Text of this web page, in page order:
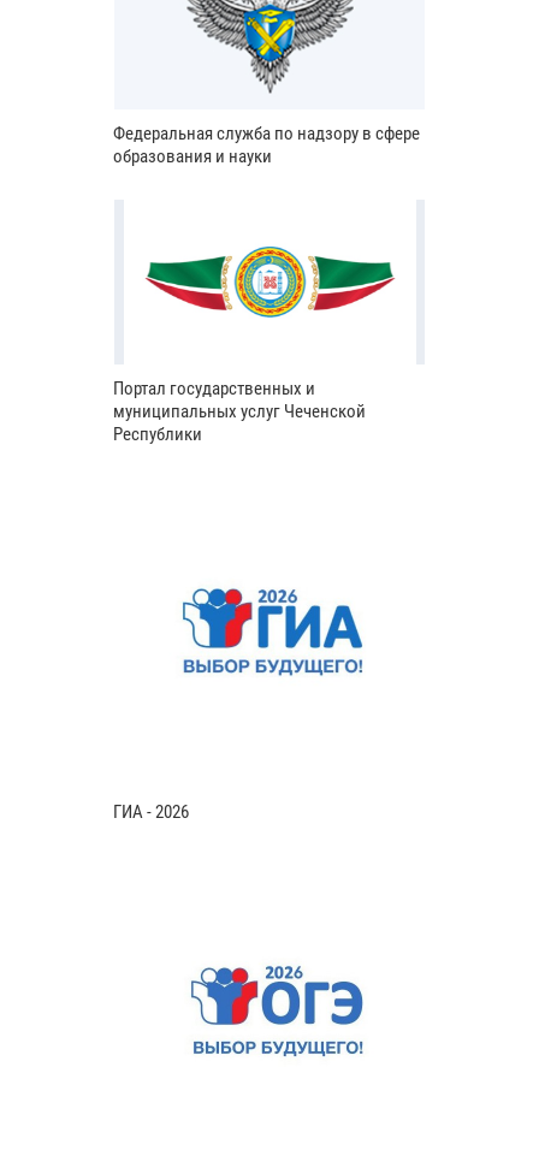
Федеральная служба по надзору в сфере
образования и науки
Портал государственных и
муниципальных услуг Чеченской
Республики
ГИА - 2026